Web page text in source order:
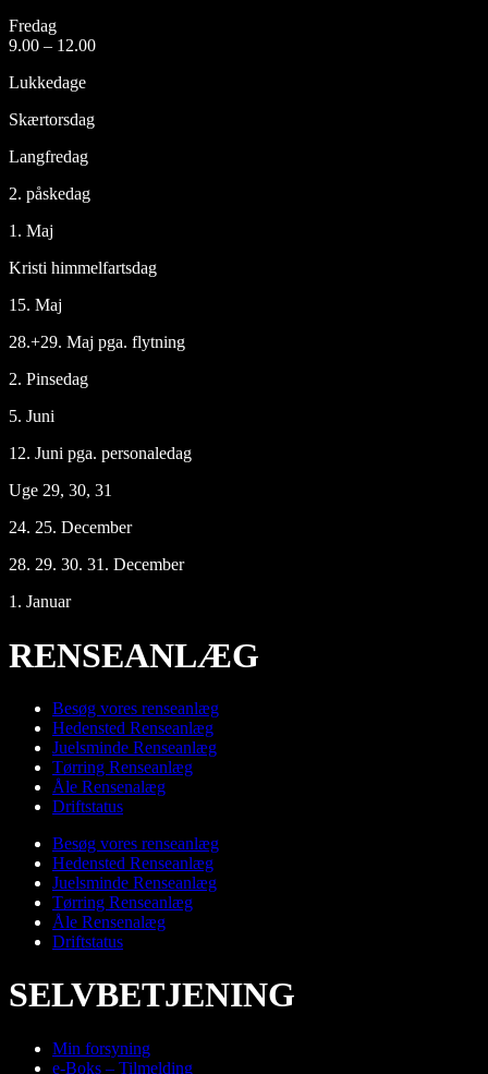
Fredag
9.00 – 12.00
Lukkedage
Skærtorsdag
Langfredag
2. påskedag
1. Maj
Kristi himmelfartsdag
15. Maj
28.+29. Maj pga. flytning
2. Pinsedag
5. Juni
12. Juni pga. personaledag
Uge 29, 30, 31
24. 25. December
28. 29. 30. 31. December
1. Januar
RENSEANLÆG
Besøg vores renseanlæg
Hedensted Renseanlæg
Juelsminde Renseanlæg
Tørring Renseanlæg
Åle Rensenalæg
Driftstatus
Besøg vores renseanlæg
Hedensted Renseanlæg
Juelsminde Renseanlæg
Tørring Renseanlæg
Åle Rensenalæg
Driftstatus
SELVBETJENING
Min forsyning
e-Boks – Tilmelding